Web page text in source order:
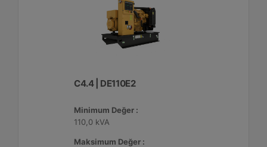
C4.4 | DE110E2
Minimum Değer :
110,0 kVA
Maksimum Değer :